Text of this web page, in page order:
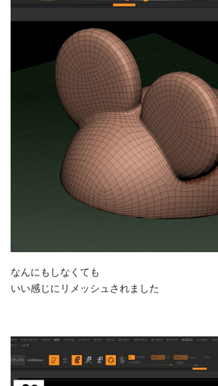
なんにもしなくても
いい感じにリメッシュされました